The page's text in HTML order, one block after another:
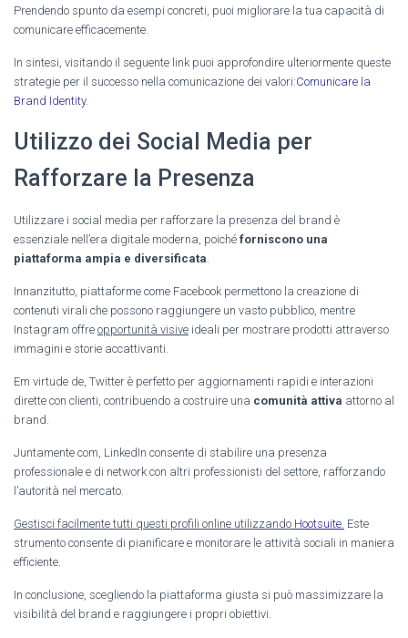
Prendendo spunto da esempi concreti, puoi migliorare la tua capacità di
comunicare efficacemente.
In sintesi, visitando il seguente link puoi approfondire ulteriormente queste
strategie per il successo nella comunicazione dei valori:Comunicare la
Brand Identity.
Utilizzo dei Social Media per
Rafforzare la Presenza
Utilizzare i social media per rafforzare la presenza del brand è
essenziale nell’era digitale moderna, poiché forniscono una
piattaforma ampia e diversificata
Innanzitutto, piattaforme come Facebook permettono la creazione di
contenuti virali che possono raggiungere un vasto pubblico, mentre
Instagram offre opportunità visive ideali per mostrare prodotti attraverso
immagini e storie accattivanti.
Em virtude de, Twitter è perfetto per aggiornamenti rapidi e interazioni
dirette con clienti, contribuendo a costruire una comunità attiva attorno al
brand.
Juntamente com, LinkedIn consente di stabilire una presenza
professionale e di network con altri professionisti del settore, rafforzando
l’autorità nel mercato.
Gestisci facilmente tutti questi profili online utilizzando Hootsuite. Este
strumento consente di pianificare e monitorare le attività sociali in maniera
efficiente.
In conclusione, scegliendo la piattaforma giusta si può massimizzare la
visibilità del brand e raggiungere i propri obiettivi.